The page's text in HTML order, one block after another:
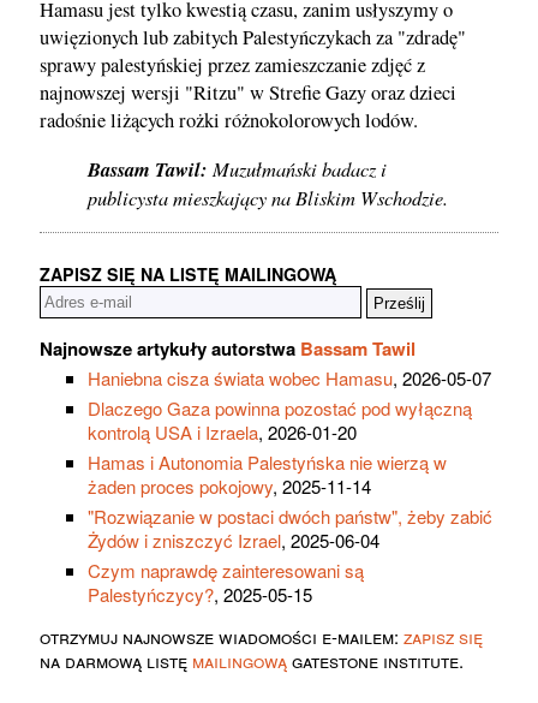
Hamasu jest tylko kwestią czasu, zanim usłyszymy o
uwięzionych lub zabitych Palestyńczykach za "zdradę"
sprawy palestyńskiej przez zamieszczanie zdjęć z
najnowszej wersji "Ritzu" w Strefie Gazy oraz dzieci
radośnie liżących rożki różnokolorowych lodów.
Bassam Tawil: Muzułmański badacz i
publicysta mieszkający na Bliskim Wschodzie.
ZAPISZ SIĘ NA LISTĘ MAILINGOWĄ
Najnowsze artykuły autorstwa Bassam Tawil
Haniebna cisza świata wobec Hamasu, 2026-05-07
Dlaczego Gaza powinna pozostać pod wyłączną
kontrolą USA i Izraela, 2026-01-20
Hamas i Autonomia Palestyńska nie wierzą w
żaden proces pokojowy, 2025-11-14
"Rozwiązanie w postaci dwóch państw", żeby zabić
Żydów i zniszczyć Izrael, 2025-06-04
Czym naprawdę zainteresowani są
Palestyńczycy?, 2025-05-15
otrzymuj najnowsze wiadomości e-mailem: zapisz się
na darmową listę mailingowągatestone institute.